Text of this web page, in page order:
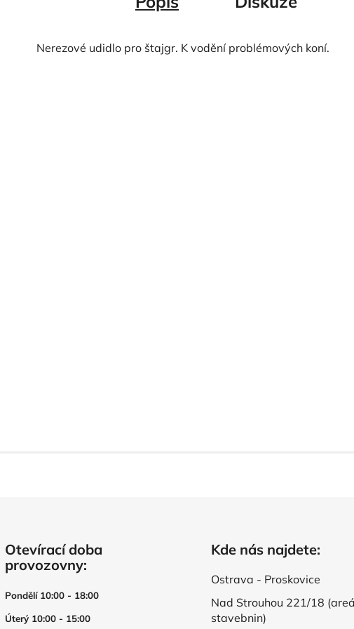
Nerezové udidlo pro štajgr. K vodění problémových koní.
Otevírací doba
provozovny:
Pondělí 10:00 - 18:00
Úterý 10:00 - 15:00
Kde nás najdete:
Ostrava - Proskovice
Nad Strouhou 221/18
stavebnin)